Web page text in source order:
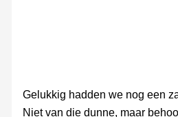
Gelukkig hadden we nog een
Niet van die dunne, maar